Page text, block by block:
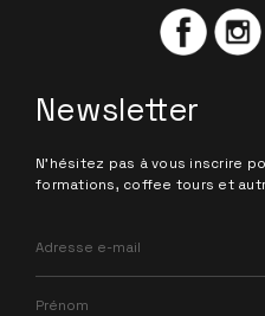
Newsletter
N'hésitez pas à vous inscrire
formations, coffee tours et